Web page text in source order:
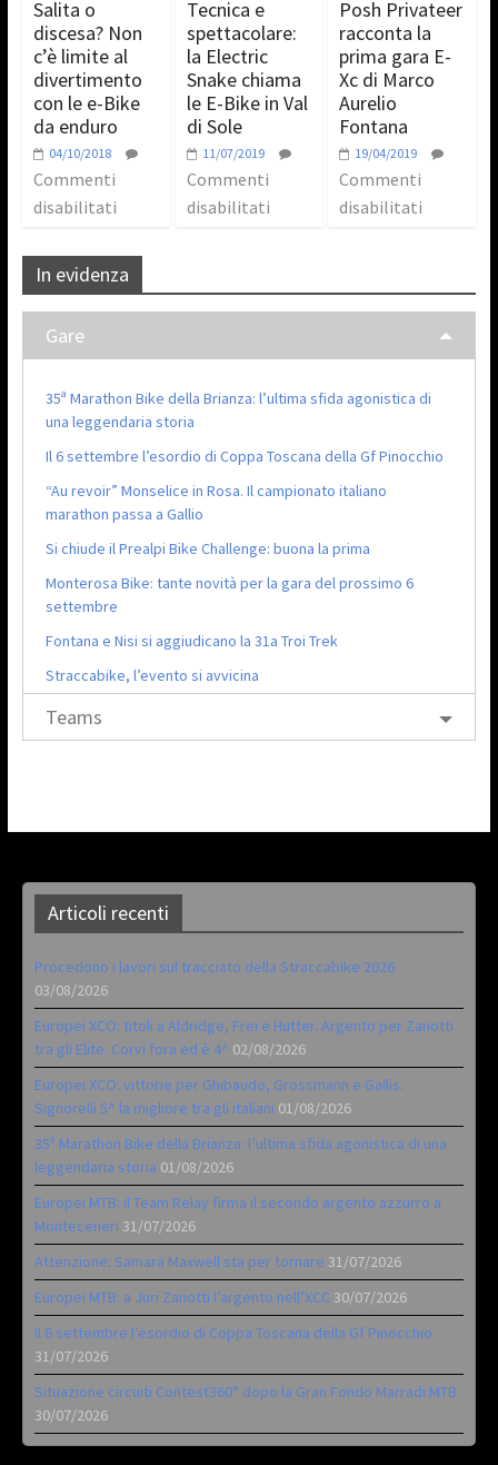
Salita o
discesa? Non
c’è limite al
divertimento
con le e-Bike
da enduro
04/10/2018
Commenti
disabilitati
Tecnica e
spettacolare:
la Electric
Snake chiama
le E-Bike in Val
di Sole
11/07/2019
Commenti
disabilitati
Posh Privateer
racconta la
prima gara E-
Xc di Marco
Aurelio
Fontana
19/04/2019
Commenti
disabilitati
In evidenza
Gare
35ª Marathon Bike della Brianza: l’ultima sfida agonistica di
una leggendaria storia
Il 6 settembre l’esordio di Coppa Toscana della Gf Pinocchio
“Au revoir” Monselice in Rosa. Il campionato italiano
marathon passa a Gallio
Si chiude il Prealpi Bike Challenge: buona la prima
Monterosa Bike: tante novità per la gara del prossimo 6
settembre
Fontana e Nisi si aggiudicano la 31a Troi Trek
Straccabike, l’evento si avvicina
Teams
Articoli recenti
Procedono i lavori sul tracciato della Straccabike 2026
03/08/2026
Europei XCO: titoli a Aldridge, Frei e Hutter. Argento per Zanotti
tra gli Elite. Corvi fora ed è 4^ 02/08/2026
Europei XCO: vittorie per Ghibaudo, Grossmann e Gallis.
Signorelli 5^ la migliore tra gli italiani 01/08/2026
35ª Marathon Bike della Brianza: l’ultima sfida agonistica di una
leggendaria storia 01/08/2026
Europei MTB: il Team Relay firma il secondo argento azzurro a
Monteceneri 31/07/2026
Attenzione: Samara Maxwell sta per tornare 31/07/2026
Europei MTB: a Juri Zanotti l’argento nell’XCC 30/07/2026
Il 6 settembre l’esordio di Coppa Toscana della Gf Pinocchio
31/07/2026
Situazione circuiti Contest360° dopo la Gran Fondo Marradi MTB
30/07/2026